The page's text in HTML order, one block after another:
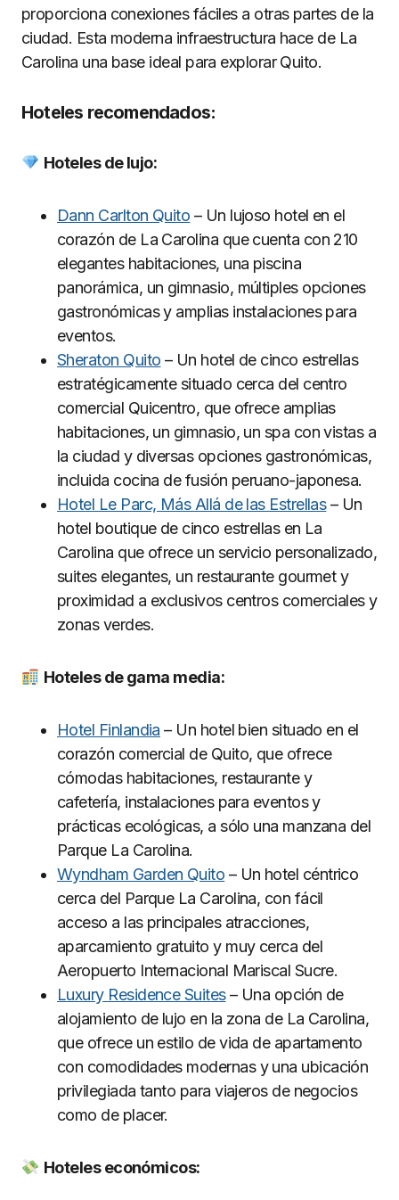
proporciona conexiones fáciles a otras partes de la
ciudad. Esta moderna infraestructura hace de La
Carolina una base ideal para explorar Quito.
Hoteles recomendados:
Hoteles de lujo:
Dann Carlton Quito – Un lujoso hotel en el
corazón de La Carolina que cuenta con 210
elegantes habitaciones, una piscina
panorámica, un gimnasio, múltiples opciones
gastronómicas y amplias instalaciones para
eventos.
Sheraton Quito – Un hotel de cinco estrellas
estratégicamente situado cerca del centro
comercial Quicentro, que ofrece amplias
habitaciones, un gimnasio, un spa con vistas a
la ciudad y diversas opciones gastronómicas,
incluida cocina de fusión peruano-japonesa.
Hotel Le Parc, Más Allá de las Estrellas– Un
hotel boutique de cinco estrellas en La
Carolina que ofrece un servicio personalizado,
suites elegantes, un restaurante gourmet y
proximidad a exclusivos centros comerciales y
zonas verdes.
Hoteles de gama media:
Hotel Finlandia – Un hotel bien situado en el
corazón comercial de Quito, que ofrece
cómodas habitaciones, restaurante y
cafetería, instalaciones para eventos y
prácticas ecológicas, a sólo una manzana del
Parque La Carolina.
Wyndham Garden Quito – Un hotel céntrico
cerca del Parque La Carolina, con fácil
acceso a las principales atracciones,
aparcamiento gratuito y muy cerca del
Aeropuerto Internacional Mariscal Sucre.
Luxury Residence Suites– Una opción de
alojamiento de lujo en la zona de La Carolina,
que ofrece un estilo de vida de apartamento
con comodidades modernas y una ubicación
privilegiada tanto para viajeros de negocios
como de placer.
Hoteles económicos: